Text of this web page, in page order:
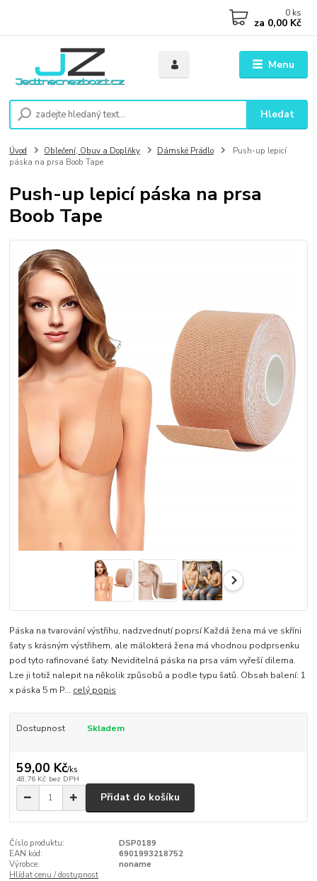
Menu
Hledat
0 ks
za 0,00 Kč
Úvod Oblečení, Obuv a Doplňky Dámské Prádlo
Push-up lepicí
páska na prsa Boob Tape
Push-up lepicí páska na prsa
Boob Tape
Páska na tvarování výstřihu, nadzvednutí poprsí Každá žena má ve skříni
šaty s krásným výstřihem, ale málokterá žena má vhodnou podprsenku
pod tyto rafinované šaty. Neviditelná páska na prsa vám vyřeší dilema.
Lze ji totiž nalepit na několik způsobů a podle typu šatů. Obsah balení: 1
x páska 5 m P... celý popis
Dostupnost Skladem
59,00 Kč/ks
48,76 Kč bez DPH
Přidat do košíku
Číslo produktu:
DSP0189
EAN kód:
6901993218752
Výrobce:
noname
Hlídat cenu / dostupnost